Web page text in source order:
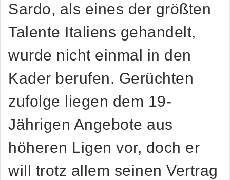
Sardo, als eines der größten
Talente Italiens gehandelt,
wurde nicht einmal in den
Kader berufen. Gerüchten
zufolge liegen dem 19-
Jährigen Angebote aus
höheren Ligen vor, doch er
will trotz allem seinen Vertrag